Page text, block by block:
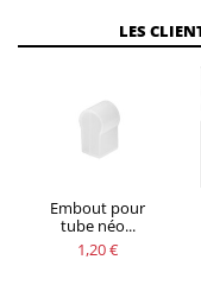
LES
Embout pour
tube néo...
1,20 €